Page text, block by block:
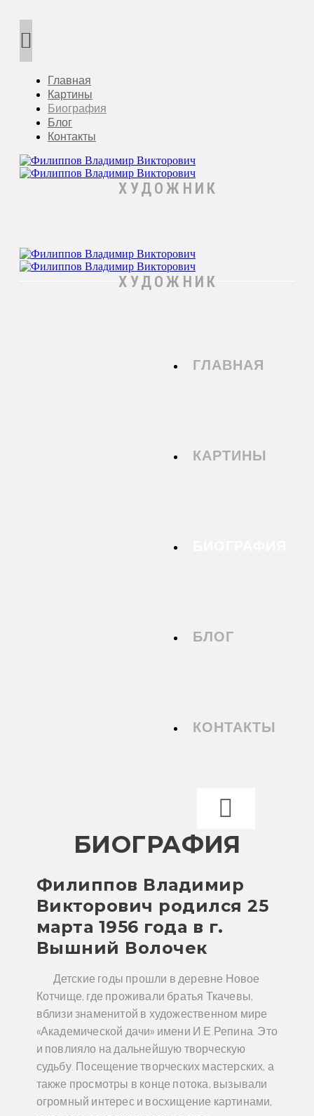
Главная
Картины
Биография
Блог
Контакты
ХУДОЖНИК
ХУДОЖНИК
ГЛАВНАЯ
КАРТИНЫ
БЛОГ
КОНТАКТЫ
БИОГРАФИЯ
Филиппов Владимир
Викторович родился 25
марта 1956 года в г.
Вышний Волочек
Детские годы прошли в деревне Новое
Котчище, где проживали братья Ткачевы,
вблизи знаменитой в художественном мире
«Академической дачи» имени И.Е.Репина. Это
и повлияло на дальнейшую творческую
судьбу. Посещение творческих мастерских, а
также просмотры в конце потока, вызывали
огромный интерес и восхищение картинами,